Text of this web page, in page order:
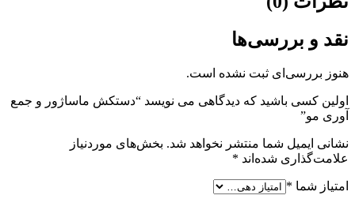
نقد و بررسی‌ها
هنوز بررسی‌ای ثبت نشده است.
اولین کسی باشید که دیدگاهی می نویسد “دستکش ماساژور و جمع
آوری مو”
نشانی ایمیل شما منتشر نخواهد شد. بخش‌های موردنیاز
علامت‌گذاری شده‌اند *
امتیاز شما *